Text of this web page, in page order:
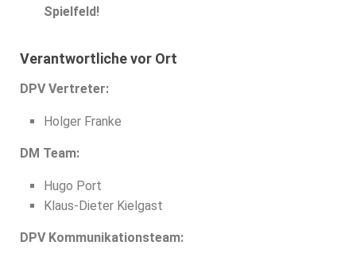
Spielfeld!
Verantwortliche vor Ort
DPV Vertreter:
Holger Franke
DM Team:
Hugo Port
Klaus-Dieter Kielgast
DPV Kommunikationsteam: